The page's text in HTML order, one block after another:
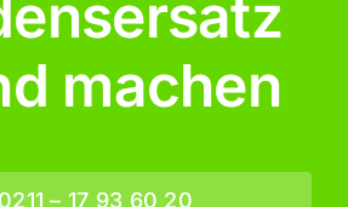
machen
0211 – 17 93 60 20